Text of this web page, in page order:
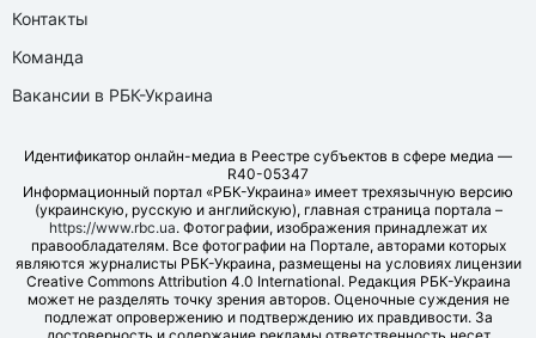
Контакты
Команда
Вакансии в РБК-Украина
Идентификатор онлайн-медиа в Реестре субъектов в сфере медиа —
R40-05347
Информационный портал «РБК-Украина» имеет трехязычную версию
(украинскую, русскую и английскую), главная страница портала –
https://www.rbc.ua. Фотографии, изображения принадлежат их
правообладателям. Все фотографии на Портале, авторами которых
являются журналисты РБК-Украина, размещены на условиях лицензии
Creative Commons Attribution 4.0 International. Редакция РБК-Украина
может не разделять точку зрения авторов. Оценочные суждения не
подлежат опровержению и подтверждению их правдивости. За